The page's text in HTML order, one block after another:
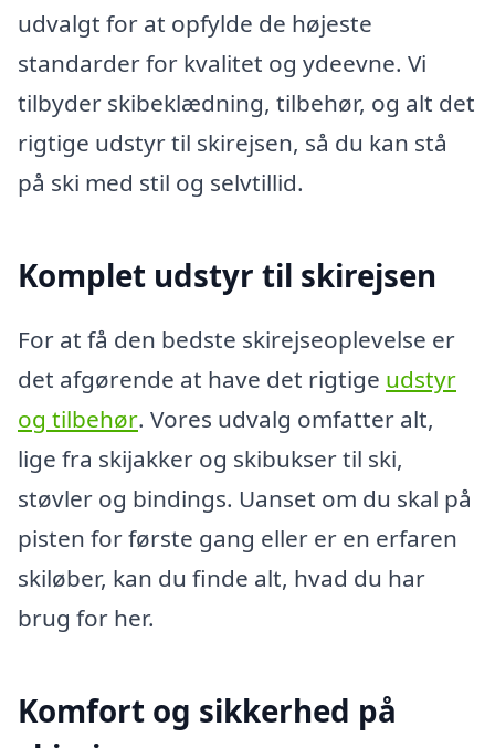
udvalgt for at opfylde de højeste
standarder for kvalitet og ydeevne. Vi
tilbyder skibeklædning, tilbehør, og alt det
rigtige udstyr til skirejsen, så du kan stå
på ski med stil og selvtillid.
Komplet udstyr til skirejsen
For at få den bedste skirejseoplevelse er
det afgørende at have det rigtige udstyr
og tilbehør. Vores udvalg omfatter alt,
lige fra skijakker og skibukser til ski,
støvler og bindings. Uanset om du skal på
pisten for første gang eller er en erfaren
skiløber, kan du finde alt, hvad du har
brug for her.
Komfort og sikkerhed på